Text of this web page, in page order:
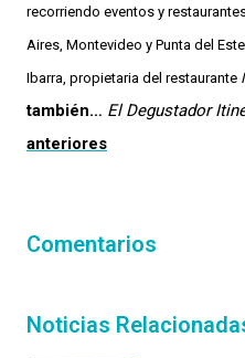
recorriendo eventos y
Aires, Montevideo y Punta del
Ibarra, propietaria del restaurante
también… El Degustador
anteriores
Comentarios
Noticias